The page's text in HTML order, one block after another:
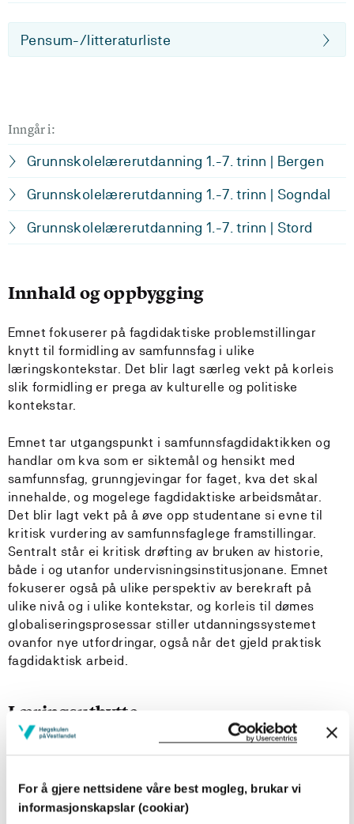
For å gjere nettsidene våre best mogleg, brukar vi
informasjonskapslar (cookiar)
Pensum-/litteraturliste
Inngår i:
Grunnskolelærerutdanning 1.-7. trinn | Bergen
Grunnskolelærerutdanning 1.-7. trinn | Sogndal
Grunnskolelærerutdanning 1.-7. trinn | Stord
Innhald og oppbygging
Emnet fokuserer på fagdidaktiske problemstillingar
knytt til formidling av samfunnsfag i ulike
læringskontekstar. Det blir lagt særleg vekt på korleis
slik formidling er prega av kulturelle og politiske
kontekstar.
Emnet tar utgangspunkt i samfunnsfagdidaktikken og
handlar om kva som er siktemål og hensikt med
samfunnsfag, grunngjevingar for faget, kva det skal
innehalde, og mogelege fagdidaktiske arbeidsmåtar.
Det blir lagt vekt på å øve opp studentane si evne til
kritisk vurdering av samfunnsfaglege framstillingar.
Sentralt står ei kritisk drøfting av bruken av historie,
både i og utanfor undervisningsinstitusjonane. Emnet
fokuserer også på ulike perspektiv av berekraft på
ulike nivå og i ulike kontekstar, og korleis til dømes
globaliseringsprosessar stiller utdanningssystemet
ovanfor nye utfordringar, også når det gjeld praktisk
fagdidaktisk arbeid.
Læringsutbytte
Kunnskapar